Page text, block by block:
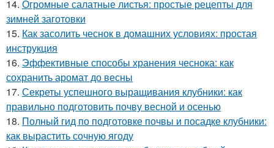
14. Огромные салатные листья: простые рецепты для
зимней заготовки
15. Как засолить чеснок в домашних условиях: простая
инструкция
16. Эффективные способы хранения чеснока: как
сохранить аромат до весны
17. Секреты успешного выращивания клубники: как
правильно подготовить почву весной и осенью
18. Полный гид по подготовке почвы и посадке клубники:
как вырастить сочную ягоду